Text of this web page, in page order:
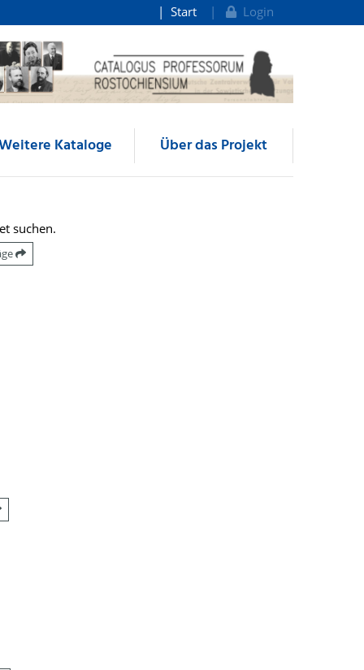
Start Login
Kataloge Über das Projekt
suchen.